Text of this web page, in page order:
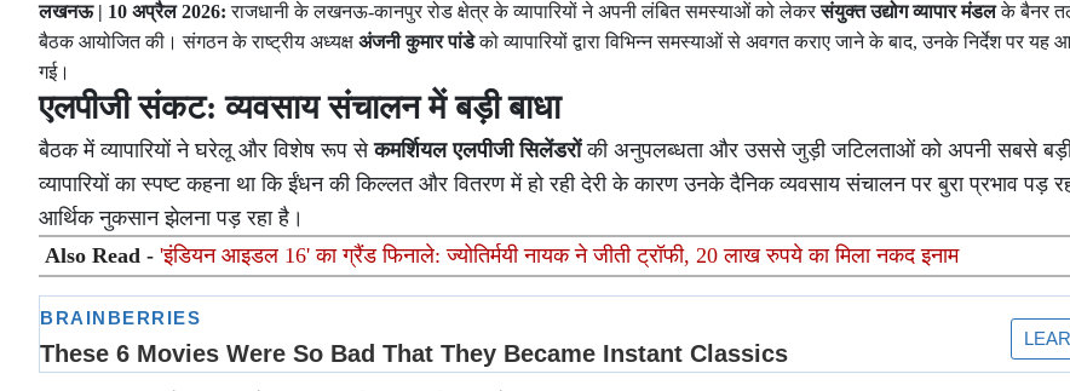
लखनऊ | 10 अप्रैल 2026: राजधानी के लखनऊ-कानपुर रोड क्षेत्र के व्यापारियों ने अपनी लंबित समस्याओं को लेकरसंयुक्त उद्योग व्यापार मंडलके बैनर
बैठक आयोजित की। संगठन के राष्ट्रीय अध्यक्ष अंजनी कुमार पांडेको व्यापारियों द्वारा विभिन्न समस्याओं से अवगत कराए जाने के बाद, उनके निर्देश पर यह
गई।
एलपीजी संकट: व्यवसाय संचालन में बड़ी बाधा
बैठक में व्यापारियों ने घरेलू और विशेष रूप सेकमर्शियल एलपीजी सिलेंडरोंकी अनुपलब्धता और उससे जुड़ी जटिलताओं को अपनी सबसे बड़ी
व्यापारियों का स्पष्ट कहना था कि ईंधन की किल्लत और वितरण में हो रही देरी के कारण उनके दैनिक व्यवसाय संचालन पर बुरा प्रभाव पड़
आर्थिक नुकसान झेलना पड़ रहा है।
Also Read - 'इंडियन आइडल 16' का ग्रैंड फिनाले: ज्योतिर्मयी नायक ने जीती ट्रॉफी, 20 लाख रुपये का मिला नकद इनाम